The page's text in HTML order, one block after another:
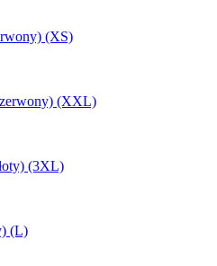
(XS)
(XXL)
(3XL)
(L)